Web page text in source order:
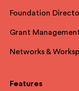
Foundation
Grant
Networks &
Features